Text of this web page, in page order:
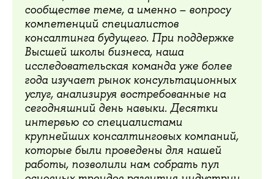
сообществе теме, а именно – вопросу
компетенций специалистов
консалтинга будущего. При поддержке
Высшей школы бизнеса, наша
исследовательская команда уже более
года изучает рынок консультационных
услуг, анализируя востребованные на
сегодняшний день навыки. Десятки
интервью со специалистами
крупнейших консалтинговых компаний,
которые были проведены для нашей
работы, позволили нам собрать пул